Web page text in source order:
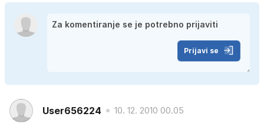
Prijavi se
User656224 10. 12. 2010 00.05